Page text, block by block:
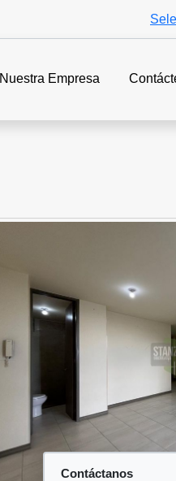
Nuestra Empresa
Contáctanos